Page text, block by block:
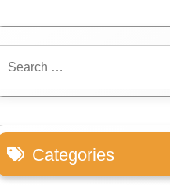
for:
Categories